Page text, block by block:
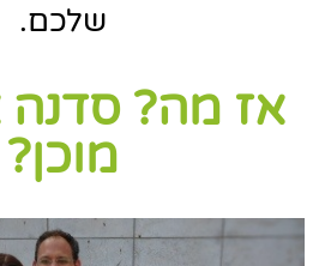
שלכם.
אז מה? סדנה
מוכן?